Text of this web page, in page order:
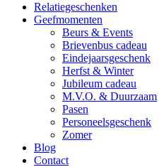
Relatiegeschenken
Geefmomenten
Beurs & Events
Brievenbus cadeau
Eindejaarsgeschenk
Herfst & Winter
Jubileum cadeau
M.V.O. & Duurzaam
Pasen
Personeelsgeschenk
Zomer
Blog
Contact